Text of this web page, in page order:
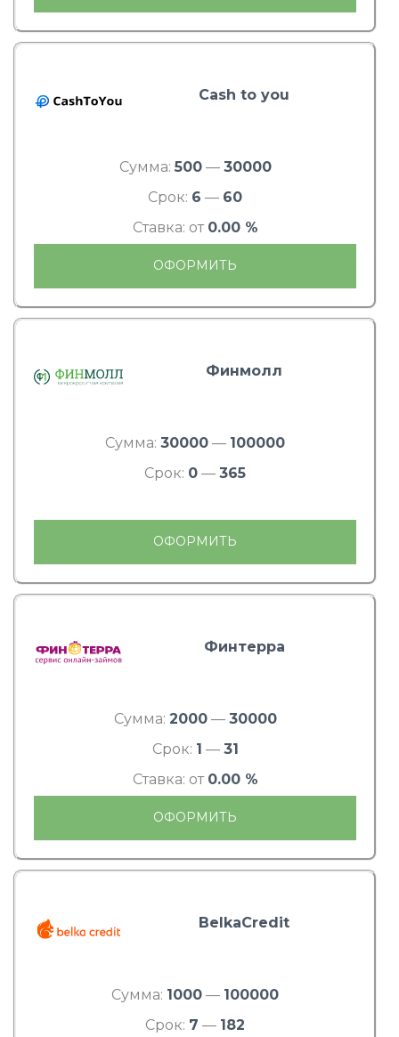
Cash to you
Сумма: 500— 30000
Срок: 6 — 60
Ставка: от 0.00 %
ОФОРМИТЬ
Финмолл
Сумма: 30000 — 100000
Срок: 0 — 365
ОФОРМИТЬ
Финтерра
Сумма: 2000— 30000
Срок: 1 — 31
Ставка: от 0.00 %
ОФОРМИТЬ
BelkaCredit
Сумма: 1000 — 100000
Срок: 7 — 182